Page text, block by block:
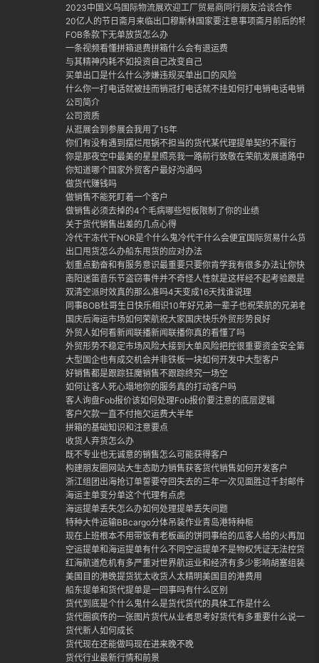
2023中国义乌国际物流展欢迎工厂贸易商同行朋友洽谈合作
20亿人的节日斋月来临出口穆斯林国家要注意事项斋月前后的特点
FOB条款下无单放货怎么办
一条视频看懂拼箱退费拼箱什么会有退运费
与其精神内耗不如投资自己改变自己
买单出口是什么什么涉嫌违规买单出口的风险
什么你一打电话就被挂而销冠打电话就不挂如何打电销电话电销话
公司简介
公司资质
从逛展会到参展会我用了15年
你们有没有遇到摆烂甩锅不担当的货代某代理提单契约不履行
你是那夜空中最美的星星照亮我一路前行致敬在荣航发展道路中每
你知道哪个国家外贸客户最好沟通吗
做货代赚钱吗
做销售不能死盯着一个客户
做销售必须去掉的4个毛病哪些短板限制了你的业绩
关于货代销售出差的几点心得
冷代干冻代干NOR是个什么鬼冷代干什么会便宜国际贸易什么货适
出口甩货怎么办船东甩货的应对办法
划重点勤奋和有服务意识最重要只要你肯学我有很多办法让你快
南阳迷笛音乐节盗窃事件并不奇怪人性就是这样经不起考验跟是否
双清空派时效真的那么准吗4天变成16天找谁说理
同事BOB杜哥生日快乐相识10年好兄弟一辈子也祝荣航的兄弟老
国庆后海运市场如何荣航祝大家国庆快乐外贸形势良好
外贸人如何看新闻联播新闻联播你真的看懂了吗
外贸形势不稳定市场风险大接到大单风险把控很重要资金安全第一
大型国企也有成交机会并非铁板一块如何开发中大型客户
好销售都是跟踪狂魔销售不跟踪终究一场空
如何让客人死心塌地你的服务真的打动客户吗
客人询盘Fob报价该如何处理Fob报价要注意的底层逻辑
客户欠款一直不付拖欠运费大半年
拼箱的基础知识和注意要点
收货人弃货怎么办
既不专业也无诚意的销售怎么可能获得客户
构建朋友圈网站大生态助力销售获客货代销售如何开发客户
浙江组团出海抢订单誓要夺回失去的三年一次见面胜过千封邮件外
海运主单变分单这个代理有点虎
海运提单丢失怎么办如何处理提单丢失问题
特种大件运输BBcargo分体吊装作业青岛港特种柜
现在上班根本不用带饭有老板画的饼同事给的瓜客人给的火再加上
空运提单和海运提单有什么不同空运提单不是物权凭证无法控货
红海航道危机有多严重对世界航运业和经济有多少影响胡塞组装封
美国目的港晚提货犹太收货人太精明美国目的港费用
船东提单和货代提单是一回事吗有什么区别
货代到底是个什么鬼什么是货代货代的具体工作是什么
货代圈疯传的一张图片货代从业者思考好货代有多重要什么说一定
货代新人如何成长
货代现在还能做吗现在进来晚不晚
货代行业最新行情和前景